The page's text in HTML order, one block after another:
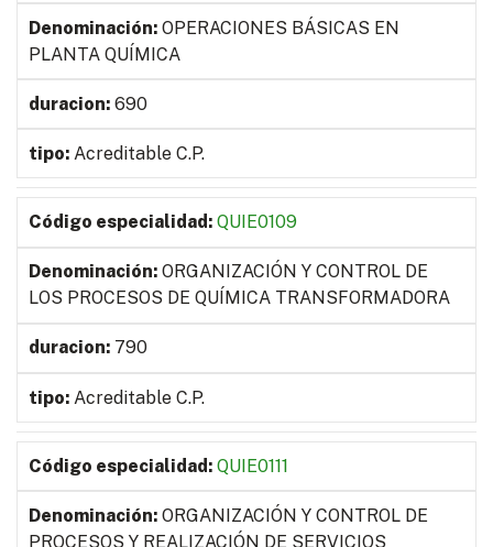
OPERACIONES BÁSICAS EN
PLANTA QUÍMICA
690
Acreditable C.P.
QUIE0109
ORGANIZACIÓN Y CONTROL DE
LOS PROCESOS DE QUÍMICA TRANSFORMADORA
790
Acreditable C.P.
QUIE0111
ORGANIZACIÓN Y CONTROL DE
PROCESOS Y REALIZACIÓN DE SERVICIOS